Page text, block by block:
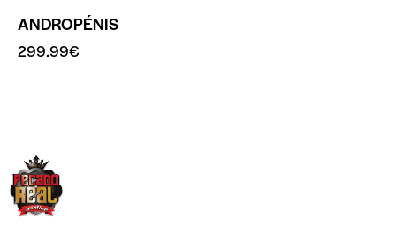
ANDROPÉNIS
299.99€